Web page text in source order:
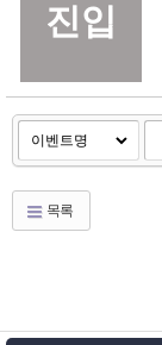
진입
목록